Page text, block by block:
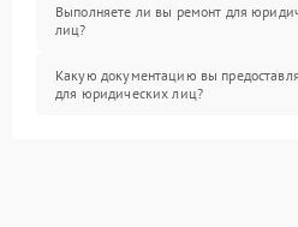
Выполняете ли вы ремонт для
лиц?
Какую документацию вы
для юридических лиц?